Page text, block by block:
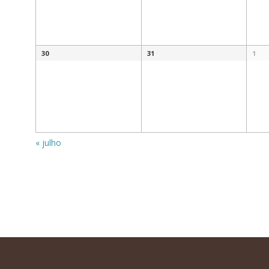
30 31 1
«julho